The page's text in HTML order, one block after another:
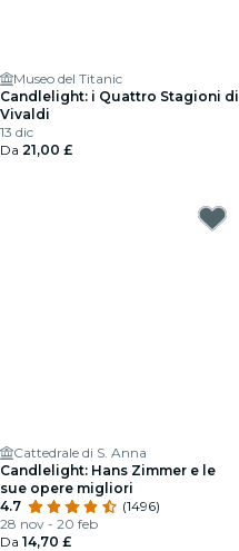
Museo del Titanic
Candlelight: i Quattro Stagioni di
Vivaldi
13 dic
Da 21,00 £
Cattedrale di S. Anna
Candlelight: Hans Zimmer e le
sue opere migliori
4.7
(1496)
28 nov - 20 feb
Da 14,70 £